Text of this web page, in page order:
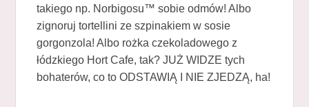
takiego np. Norbigosu™ sobie odmów! Albo
zignoruj tortellini ze szpinakiem w sosie
gorgonzola! Albo rożka czekoladowego z
łódzkiego Hort Cafe, tak? JUŻ WIDZE tych
bohaterów, co to ODSTAWIĄ I NIE ZJEDZĄ, ha!